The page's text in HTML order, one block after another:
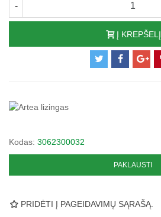
-
Į KREPŠELĮ
Kodas: 3062300032
PAKLAUSTI
PRIDĖTI Į PAGEIDAVIMŲ SĄRAŠĄ.